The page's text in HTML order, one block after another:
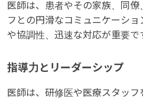
医師は、患者やその家族、同
フとの円滑なコミュニケーショ
や協調性、迅速な対応が重要で
指導力とリーダーシップ
医師は、研修医や医療スタッ